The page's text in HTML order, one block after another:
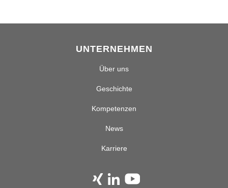
UNTERNEHMEN
Über uns
Geschichte
Kompetenzen
News
Karriere